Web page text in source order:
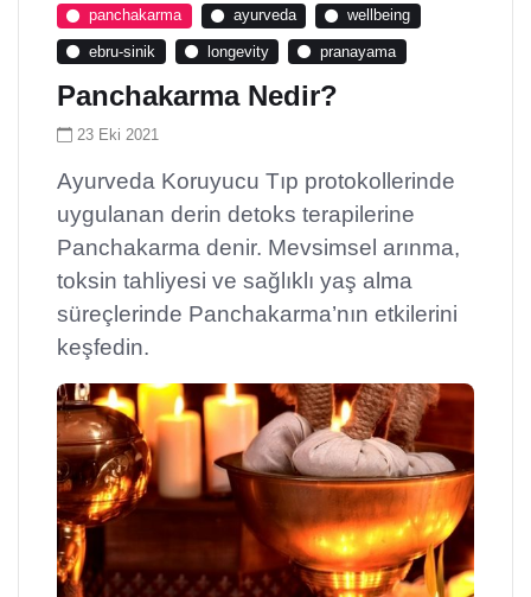
panchakarma ayurveda wellbeing
ebru-sinik longevity pranayama
Panchakarma Nedir?
23 Eki 2021
Ayurveda Koruyucu Tıp protokollerinde
uygulanan derin detoks terapilerine
Panchakarma denir. Mevsimsel arınma,
toksin tahliyesi ve sağlıklı yaş alma
süreçlerinde Panchakarma’nın etkilerini
keşfedin.